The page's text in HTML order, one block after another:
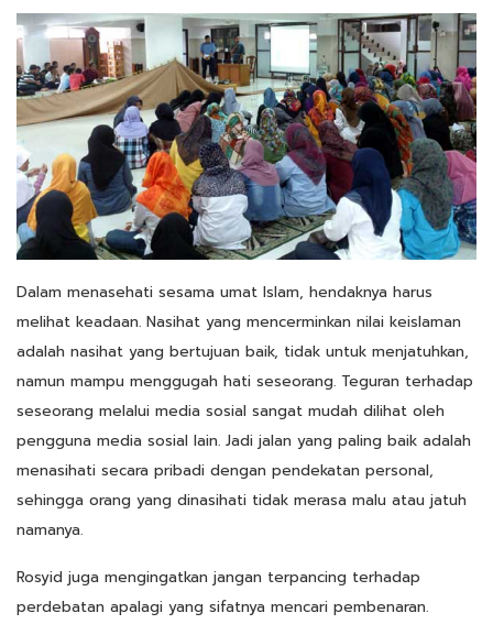
Dalam menasehati sesama umat Islam, hendaknya harus
melihat keadaan. Nasihat yang mencerminkan nilai keislaman
adalah nasihat yang bertujuan baik, tidak untuk menjatuhkan,
namun mampu menggugah hati seseorang. Teguran terhadap
seseorang melalui media sosial sangat mudah dilihat oleh
pengguna media sosial lain. Jadi jalan yang paling baik adalah
menasihati secara pribadi dengan pendekatan personal,
sehingga orang yang dinasihati tidak merasa malu atau jatuh
namanya.
Rosyid juga mengingatkan jangan terpancing terhadap
perdebatan apalagi yang sifatnya mencari pembenaran.